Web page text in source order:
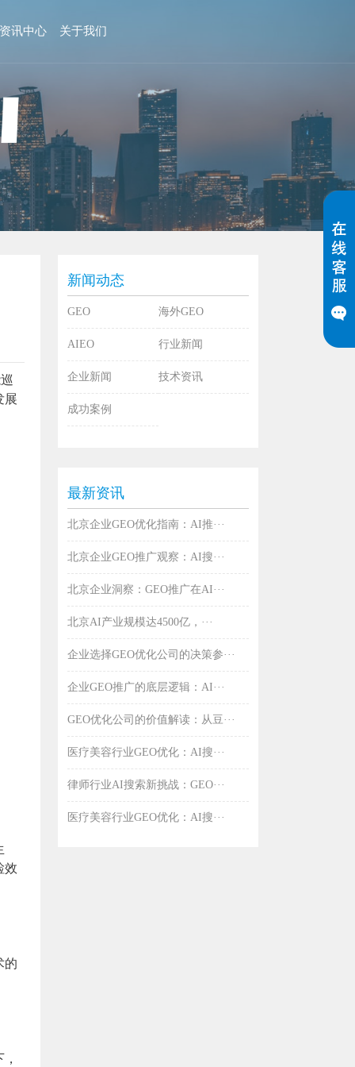
资讯中心 关于我们
展
效
的
新闻动态
GEO 海外GEO
AIEO 行业新闻
企业新闻 技术资讯
成功案例
最新资讯
北京企业GEO优化指南：AI推···
北京企业GEO推广观察：AI搜···
北京企业洞察：GEO推广在AI···
北京AI产业规模达4500亿，···
企业选择GEO优化公司的决策参···
企业GEO推广的底层逻辑：AI···
GEO优化公司的价值解读：从豆···
医疗美容行业GEO优化：AI搜···
律师行业AI搜索新挑战：GEO···
医疗美容行业GEO优化：AI搜···